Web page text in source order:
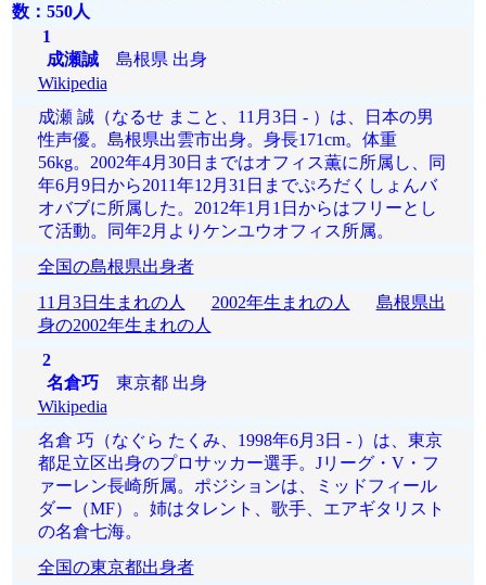
数：550人
1
成瀬誠島根県 出身
Wikipedia
成瀬 誠（なるせ まこと、11月3日 - ）は、日本の男
性声優。島根県出雲市出身。身長171cm。体重
56kg。2002年4月30日まではオフィス薫に所属し、同
年6月9日から2011年12月31日までぷろだくしょんバ
オバブに所属した。2012年1月1日からはフリーとし
て活動。同年2月よりケンユウオフィス所属。
全国の島根県出身者
11月3日生まれの人
2002年生まれの人
島根県出
身の2002年生まれの人
2
名倉巧東京都 出身
Wikipedia
名倉 巧（なぐら たくみ、1998年6月3日 - ）は、東京
都足立区出身のプロサッカー選手。Jリーグ・V・フ
ァーレン長崎所属。ポジションは、ミッドフィール
ダー（MF）。姉はタレント、歌手、エアギタリスト
の名倉七海。
全国の東京都出身者